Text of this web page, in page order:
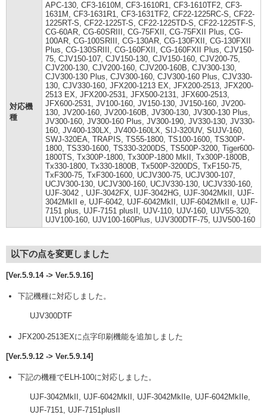
対応機
種
APC-130, CF3-1610M, CF3-1610R1, CF3-1610TF2, CF3-
1631M, CF3-1631R1, CF3-1631TF2, CF22-1225RC-S, CF22-
1225RT-S, CF22-1225T-S, CF22-1225TD-S, CF22-1225TF-S,
CG-60AR, CG-60SRIII, CG-75FXII, CG-75FXII Plus, CG-
100AR, CG-100SRIII, CG-130AR, CG-130FXII, CG-130FXII
Plus, CG-130SRIII, CG-160FXII, CG-160FXII Plus, CJV150-
75, CJV150-107, CJV150-130, CJV150-160, CJV200-75,
CJV200-130, CJV200-160, CJV200-160B, CJV300-130,
CJV300-130 Plus, CJV300-160, CJV300-160 Plus, CJV330-
130, CJV330-160, JFX200-1213 EX, JFX200-2513, JFX200-
2513 EX, JFX200-2531, JFX500-2131, JFX600-2513,
JFX600-2531, JV100-160, JV150-130, JV150-160, JV200-
130, JV200-160, JV200-160B, JV300-130, JV300-130 Plus,
JV300-160, JV300-160 Plus, JV300-190, JV330-130, JV330-
160, JV400-130LX, JV400-160LX, SIJ-320UV, SUJV-160,
SWJ-320EA, TRAPIS, TS55-1800, TS100-1600, TS300P-
1800, TS330-1600, TS330-3200DS, TS500P-3200, Tiger600-
1800TS, Tx300P-1800, Tx300P-1800 MkII, Tx300P-1800B,
Tx330-1800, Tx330-1800B, Tx500P-3200DS, TxF150-75,
TxF300-75, TxF300-1600, UCJV300-75, UCJV300-107,
UCJV300-130, UCJV300-160, UCJV330-130, UCJV330-160,
UJF-3042 , UJF-3042FX, UJF-3042HG, UJF-3042MkII, UJF-
3042MkII e, UJF-6042, UJF-6042MkII, UJF-6042MkII e, UJF-
7151 plus, UJF-7151 plusII, UJV-110, UJV-160, UJV55-320,
UJV100-160, UJV100-160Plus, UJV300DTF-75, UJV500-160
以下の点を変更しました
[Ver.5.9.14 -> Ver.5.9.16]
下記機種に対応しました。
UJV300DTF
JFX200-2513EXに点字印刷機能を追加しました
[Ver.5.9.12 -> Ver.5.9.14]
下記の機種でELH-100に対応しました。
UJF-3042MkII, UJF-6042MkII, UJF-3042MkIIe, UJF-6042MkIIe,
UJF-7151, UJF-7151plusII